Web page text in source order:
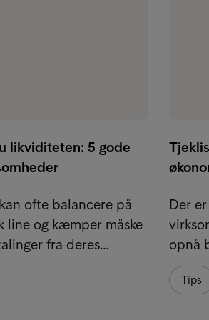
likviditeten: 5 gode
ofte balancere på
line og kæmper måske
fra deres…
Der
opnå
Tips